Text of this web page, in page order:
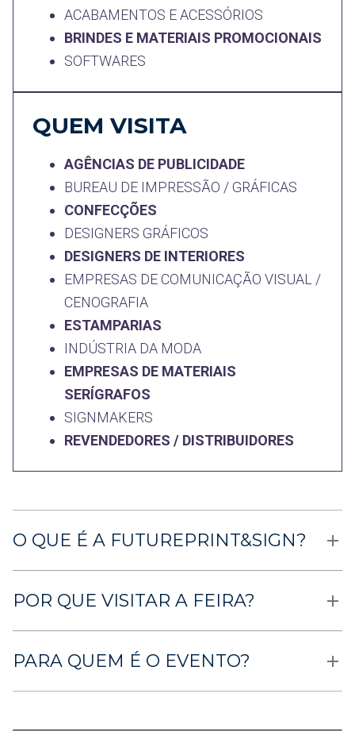
ACABAMENTOS E ACESSÓRIOS
BRINDES E MATERIAIS PROMOCIONAIS
SOFTWARES
QUEM VISITA
AGÊNCIAS DE PUBLICIDADE
BUREAU DE IMPRESSÃO / GRÁFICAS
CONFECÇÕES
DESIGNERS GRÁFICOS
DESIGNERS DE INTERIORES
EMPRESAS DE COMUNICAÇÃO VISUAL /
CENOGRAFIA
ESTAMPARIAS
INDÚSTRIA DA MODA
EMPRESAS DE MATERIAIS
SERÍGRAFOS
SIGNMAKERS
REVENDEDORES / DISTRIBUIDORES
O QUE É A FUTUREPRINT&SIGN?
POR QUE VISITAR A FEIRA?
PARA QUEM É O EVENTO?